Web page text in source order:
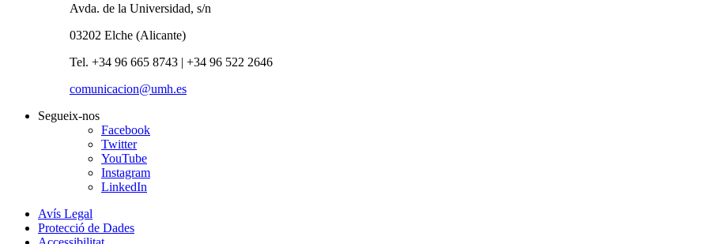
Avda. de la Universidad, s/n
03202 Elche (Alicante)
Tel. +34 96 665 8743 | +34 96 522 2646
comunicacion@umh.es
Segueix-nos
Facebook
Twitter
YouTube
Instagram
LinkedIn
Avís Legal
Protecció de Dades